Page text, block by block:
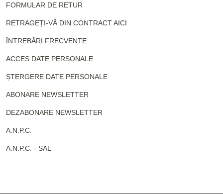
FORMULAR DE RETUR
RETRAGEȚI-VĂ DIN CONTRACT AICI
ÎNTREBĂRI FRECVENTE
ACCES DATE PERSONALE
ȘTERGERE DATE PERSONALE
ABONARE NEWSLETTER
DEZABONARE NEWSLETTER
A.N.P.C.
A.N.P.C. - SAL